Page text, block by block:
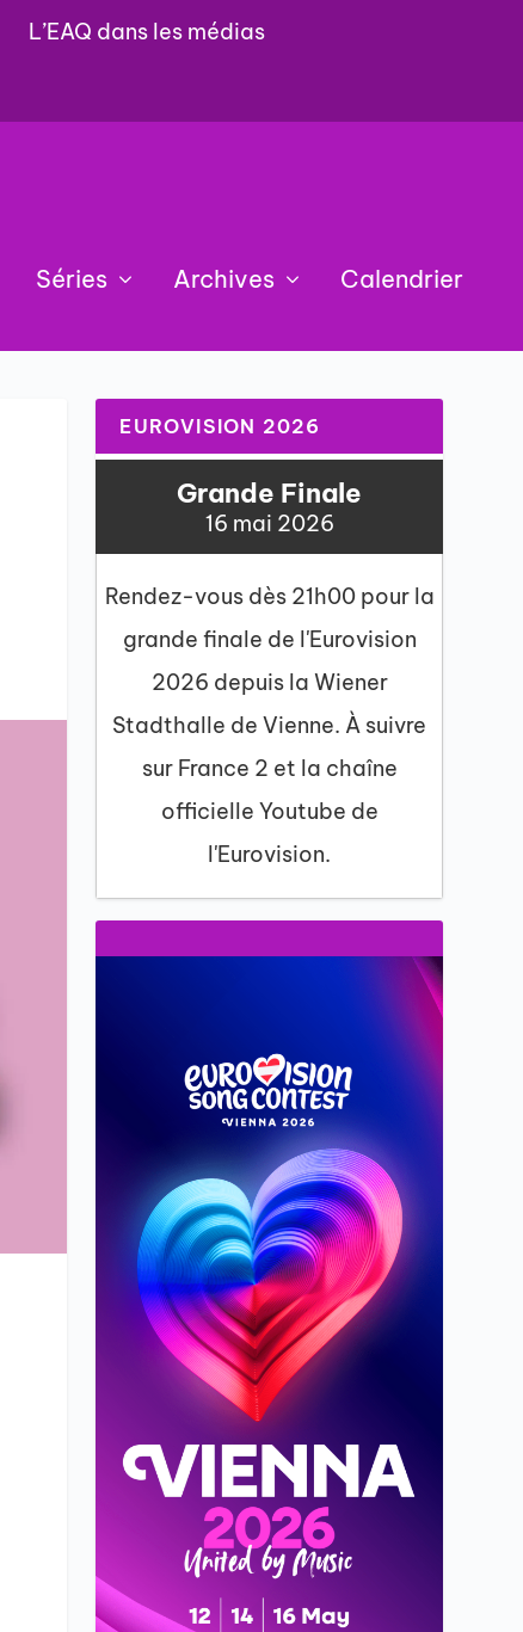
L’EAQ dans les médias
Séries Archives Calendrier
EUROVISION 2026
Grande Finale
16 mai 2026
Rendez-vous dès 21h00 pour la
grande finale de l'Eurovision
2026 depuis la Wiener
Stadthalle de Vienne. À suivre
sur France 2 et la chaîne
officielle Youtube de
l'Eurovision.